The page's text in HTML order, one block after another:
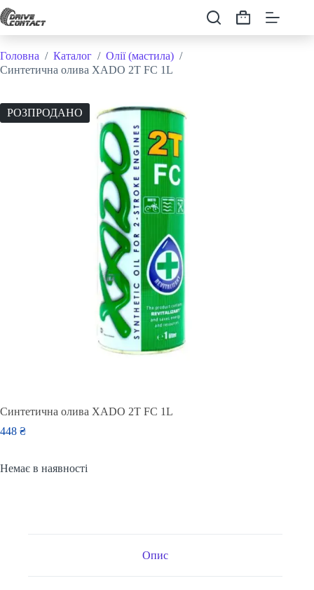
Перейти
до
Кошик
Головна / Каталог / Олії (мастила) /
Синтетична олива XADO 2T FC 1L
РОЗПРОДАНО
Синтетична олива XADO 2T FC 1L
448 ₴
Немає в наявності
Опис